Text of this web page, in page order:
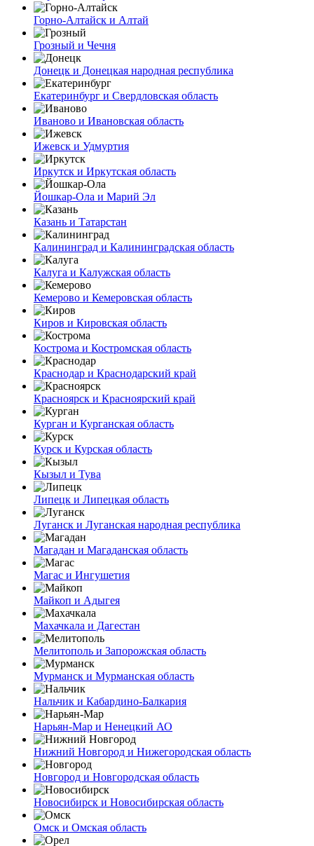
Горно-Алтайск и Алтай
Грозный и Чечня
Донецк и Донецкая народная республика
Екатеринбург и Свердловская область
Иваново и Ивановская область
Ижевск и Удмуртия
Иркутск и Иркутская область
Йошкар-Ола и Марий Эл
Казань и Татарстан
Калининград и Калининградская область
Калуга и Калужская область
Кемерово и Кемеровская область
Киров и Кировская область
Кострома и Костромская область
Краснодар и Краснодарский край
Красноярск и Красноярский край
Курган и Курганская область
Курск и Курская область
Кызыл и Тува
Липецк и Липецкая область
Луганск и Луганская народная республика
Магадан и Магаданская область
Магас и Ингушетия
Майкоп и Адыгея
Махачкала и Дагестан
Мелитополь и Запорожская область
Мурманск и Мурманская область
Нальчик и Кабардино-Балкария
Нарьян-Мар и Ненецкий АО
Нижний Новгород и Нижегородская область
Новгород и Новгородская область
Новосибирск и Новосибирская область
Омск и Омская область